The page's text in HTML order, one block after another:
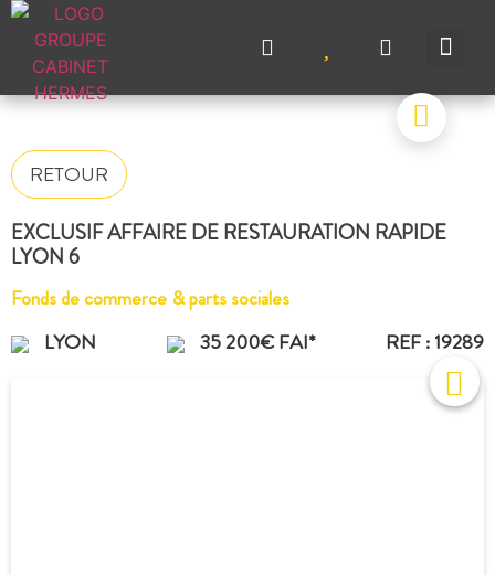
RETOUR
EXCLUSIF AFFAIRE DE RESTAURATION RAPIDE
LYON 6
Fonds de commerce & parts sociales
LYON
35 200€ FAI* REF : 19289